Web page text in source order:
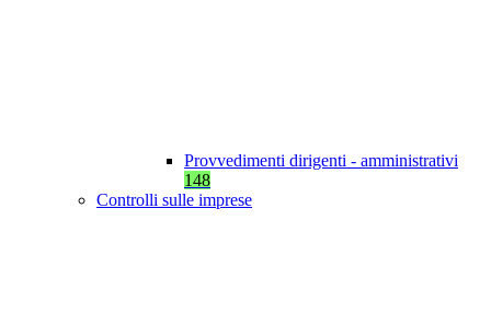
Provvedimenti dirigenti - amministrativi
148
Controlli sulle imprese